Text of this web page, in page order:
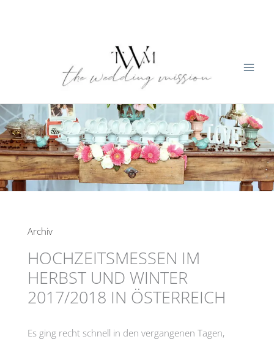
Archiv
HOCHZEITSMESSEN IM
HERBST UND WINTER
2017/2018 IN ÖSTERREICH
Es ging recht schnell in den vergangenen Tagen,